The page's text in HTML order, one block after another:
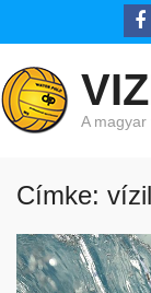
A
Címke: